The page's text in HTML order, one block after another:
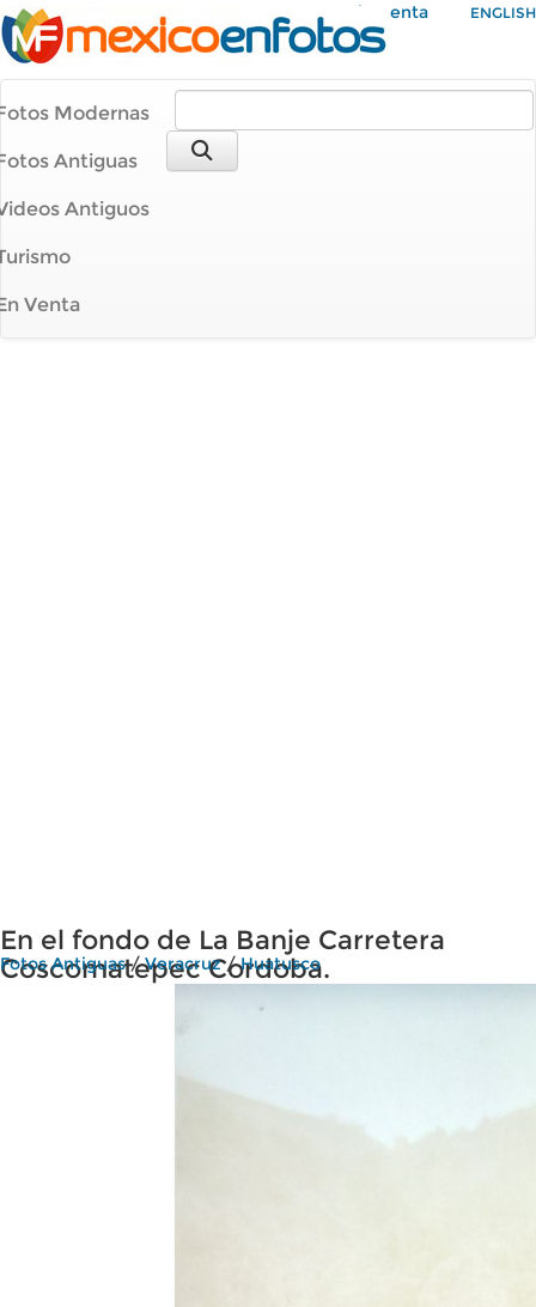
Mi Cuenta ENGLISH
Modernas
Antiguas
Antiguos
Venta
En el fondo de La Banje Carretera
Coscomatepec Cordoba.
Fotos Antiguas/Veracruz/Huatusco